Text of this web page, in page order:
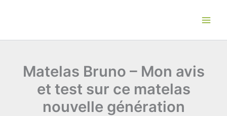
Matelas Bruno – Mon avis
et test sur ce matelas
nouvelle génération